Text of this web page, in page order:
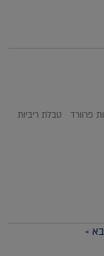
פרוורד טבלת ריביות
»